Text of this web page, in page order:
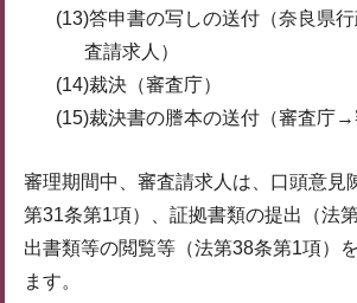
(13)答申書の写しの送付（奈良県
査請求人）
(14)裁決（審査庁）
(15)裁決書の謄本の送付（審査庁→
審理期間中、審査請求人は、口頭意見
第31条第1項）、証拠書類の提出（法
出書類等の閲覧等（法第38条第1項）
ます。